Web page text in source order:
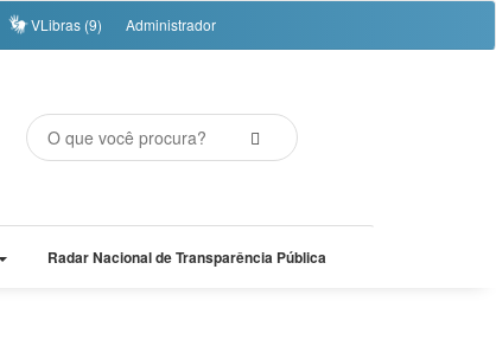
VLibras (9) Administrador
Radar Nacional de Transparência Pública